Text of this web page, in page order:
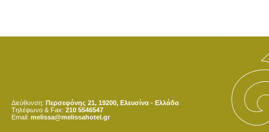
Διεύθυνση: Περσεφόνης 21, 19200, Ελευσίνα - Ελλάδα
Tηλέφωνο & Fax: 210 5546547
Email: melissa@melissahotel.gr